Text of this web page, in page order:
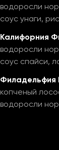
водоросли
соус унаги,
Калифорния
водоросли
соус спайси,
Филадельфия
копченый
водоросли